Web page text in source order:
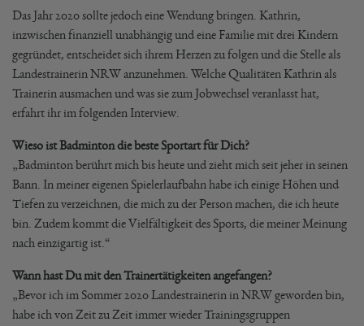
Das Jahr 2020 sollte jedoch eine Wendung bringen. Kathrin,
inzwischen finanziell unabhängig und eine Familie mit drei Kindern
gegründet, entscheidet sich ihrem Herzen zu folgen und die Stelle als
Landestrainerin NRW anzunehmen. Welche Qualitäten Kathrin als
Trainerin ausmachen und was sie zum Jobwechsel veranlasst hat,
erfahrt ihr im folgenden Interview.
Wieso ist Badminton die beste Sportart für Dich?
„Badminton berührt mich bis heute und zieht mich seit jeher in seinen
Bann. In meiner eigenen Spielerlaufbahn habe ich einige Höhen und
Tiefen zu verzeichnen, die mich zu der Person machen, die ich heute
bin. Zudem kommt die Vielfältigkeit des Sports, die meiner Meinung
nach einzigartig ist.“
Wann hast Du mit den Trainertätigkeiten angefangen?
„Bevor ich im Sommer 2020 Landestrainerin in NRW geworden bin,
habe ich von Zeit zu Zeit immer wieder Trainingsgruppen